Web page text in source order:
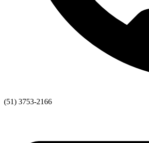
(51) 3753-2166